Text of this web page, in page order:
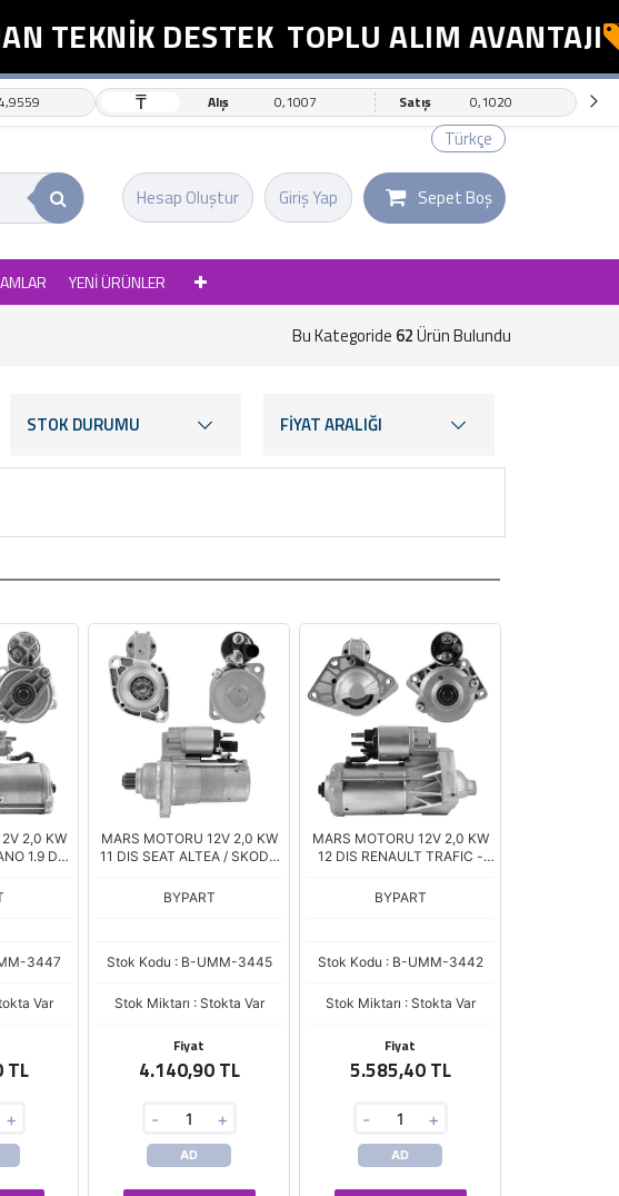
DESTEK TOPLU ALIM AVANTAJI
₸ Alış 0,1007 Satış 0,1020
Türkçe
Giriş Yap
Hesap Oluştur Sepet Boş
YENİ ÜRÜNLER
Bu Kategoride 62Ürün Bulundu
STOK DURUMU FİYAT ARALIĞI
2,0 KW
1.9 DTI
3447
Var
TL
+
MARS MOTORU 12V 2,0 KW
11 DIS SEAT ALTEA / SKODA
GOLF - JETTA - PASSAT 2.0
BYPART
Stok Kodu : B-UMM-3445
Stok Miktarı : Stokta Var
Fiyat
4.140,90 TL
- +
AD
MARS MOTORU 12V 2,0 KW
12 DIS RENAULT TRAFIC -
OPEL VIVARO 1.6 CDTI /
BYPART
Stok Kodu : B-UMM-3442
Stok Miktarı : Stokta Var
Fiyat
5.585,40 TL
- +
AD